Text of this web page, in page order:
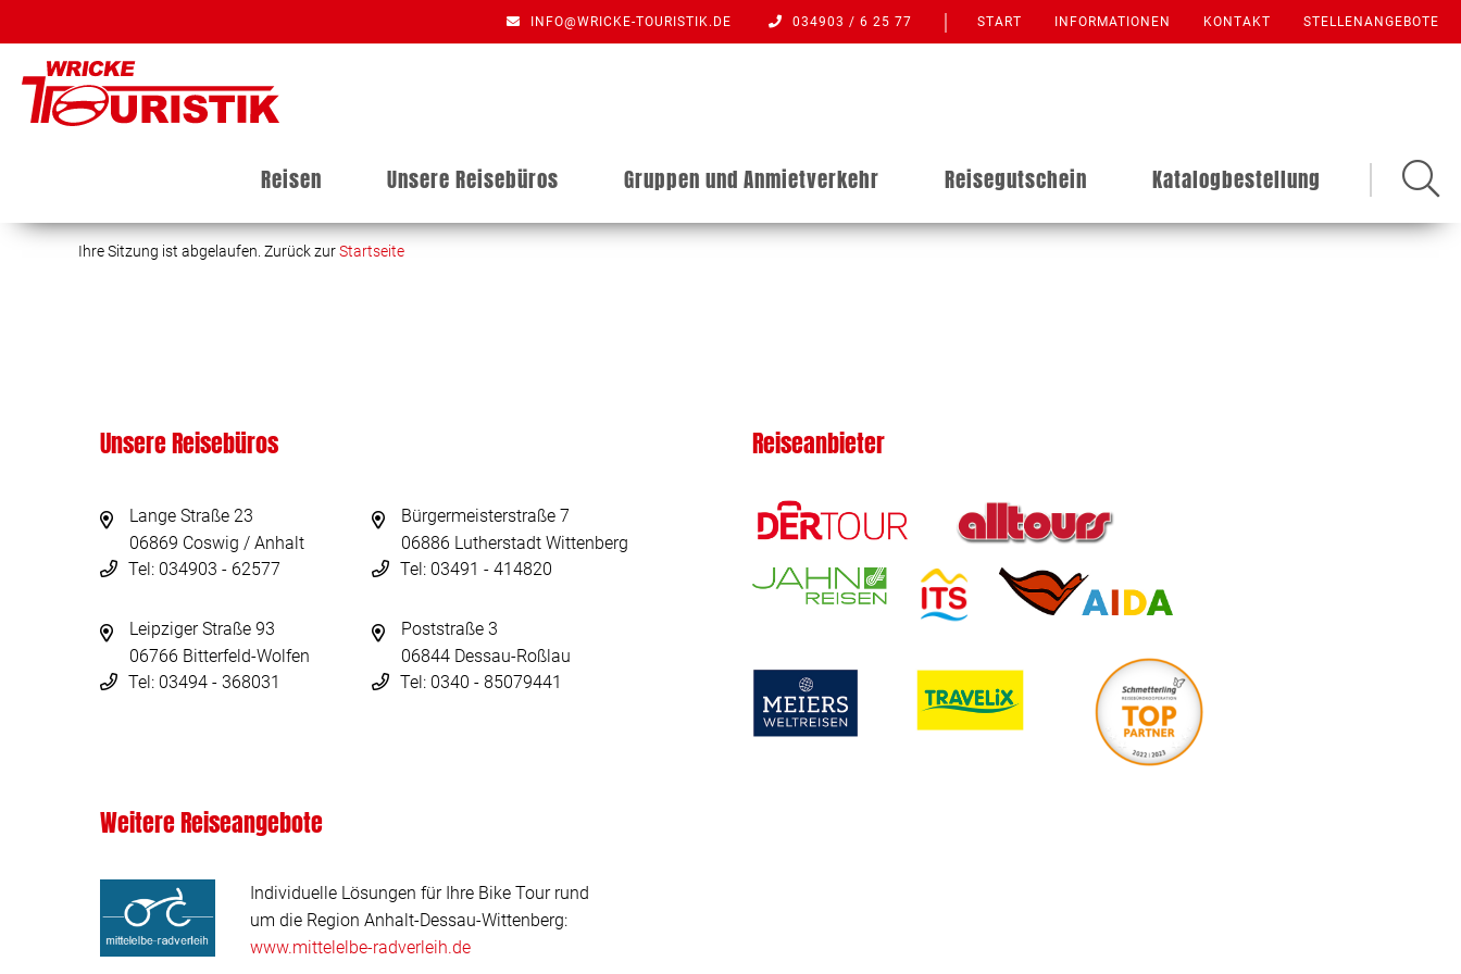
INFO@WRICKE-TOURISTIK.DE 034903 / 6 25 77 START INFORMATIONEN KONTAKT STELLENANGEBOTE
Reisen Unsere Reisebüros Gruppen und Anmietverkehr Reisegutschein Katalogbestellung
Ihre Sitzung ist abgelaufen. Zurück zurStartseite
Unsere Reisebüros
Lange Straße 23
06869 Coswig / Anhalt
Tel: 034903 - 62577
Bürgermeisterstraße 7
06886 Lutherstadt Wittenberg
Tel: 03491 - 414820
Leipziger Straße 93
06766 Bitterfeld-Wolfen
Tel: 03494 - 368031
Poststraße 3
06844 Dessau-Roßlau
Tel: 0340 - 85079441
Reiseanbieter
Weitere Reiseangebote
Individuelle Lösungen für Ihre Bike Tour rund
um die Region Anhalt-Dessau-Wittenberg:
www.mittelelbe-radverleih.de